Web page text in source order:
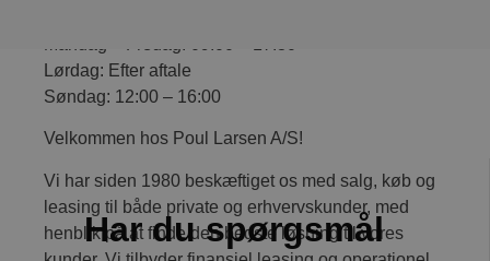
Lørdag: Efter aftale
Søndag: 12:00 – 16:00
Velkommen hos Poul Larsen A/S!
Vi har siden 1980 beskæftiget os med salg, køb og
leasing til både private og erhvervskunder, med
henblik på at finde den bedste løsning til vores
Har du spørgsmål